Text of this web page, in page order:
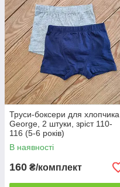
Труси-боксери для хлопчика
George, 2 штуки, зріст 110-
116 (5-6 років)
В наявності
160 ₴/комплект